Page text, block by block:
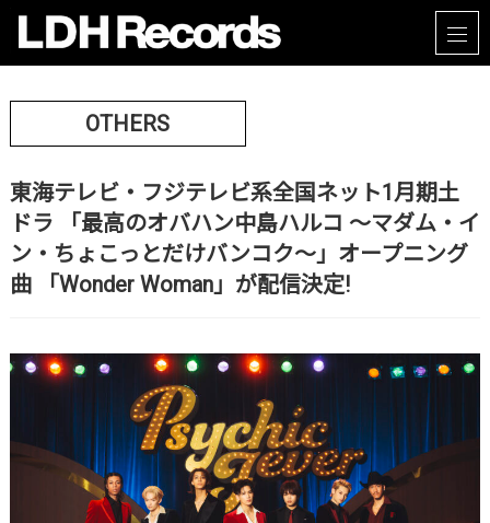
OTHERS
東海テレビ・フジテレビ系全国ネット1月期土
ドラ 「最高のオバハン中島ハルコ 〜マダム・イ
ン・ちょこっとだけバンコク〜」オープニング
曲 「Wonder Woman」が配信決定!